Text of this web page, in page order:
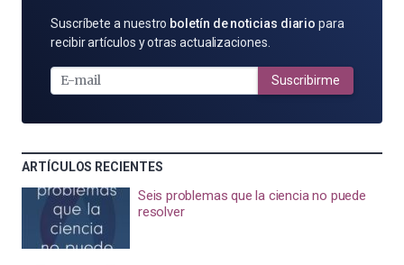
SUSCRÍBETE
POR
MAIL
Suscríbete a nuestro boletín de noticias diario para
recibir artículos y otras actualizaciones.
Suscribirme
ARTÍCULOS RECIENTES
Seis problemas que la ciencia no puede
resolver